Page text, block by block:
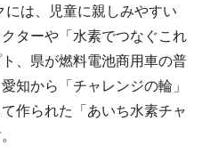
は、児童に親しみやすい
ターや「水素でつなぐこれ
、県が燃料電池商用車の普
知から「チャレンジの輪」
作られた「あいち水素チャ